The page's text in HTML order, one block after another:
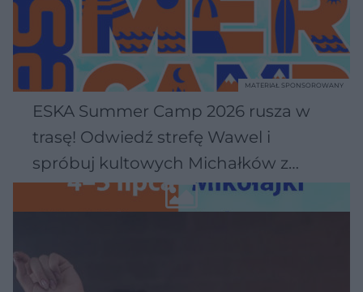
ESKA Summer Camp 2026 rusza w
trasę! Odwiedź strefę Wawel i
spróbuj kultowych Michałków z
Wawelu
MATERIAŁ SPONSOROWANY